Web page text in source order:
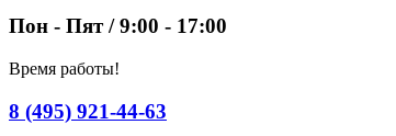
Пон - Пят / 9:00 - 17:00
Время работы!
8 (495) 921-44-63